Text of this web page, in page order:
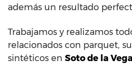
además un resultado
Trabajamos y realizamos
relacionados con parquet,
sintéticos en Soto de la